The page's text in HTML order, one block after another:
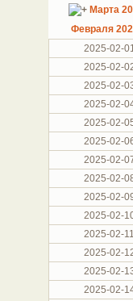
Марта
Февраля
2025-02-01
2025-02-
2025-02-
2025-02-
2025-02-
2025-02-
2025-02-
2025-02-
2025-02-
2025-02-
2025-02-11
2025-02-
2025-02-
2025-02-